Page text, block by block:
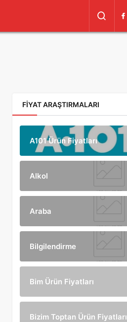
FIYAT ARAŞTIRMALARI
A101 Ürün Fiyatları
Alkol
Araba
Bilgilendirme
Bim Ürün Fiyatları
Bizim Toptan Ürün Fiyatları